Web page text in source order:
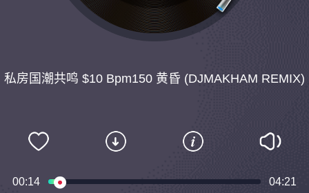
私房国潮共鸣 $10 Bpm150 黄昏 (DJMAKHAM REMIX)
00:14 04:21